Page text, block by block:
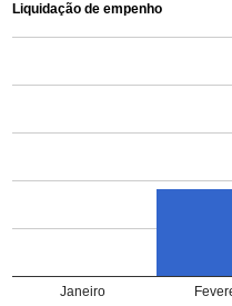
Liquidação de empenho
Janeiro